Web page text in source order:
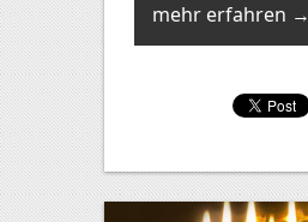
mehr erfahren →